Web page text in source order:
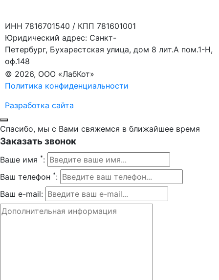
ИНН 7816701540 / КПП 781601001
Юридический адрес: Санкт-
Петербург, Бухарестская улица, дом 8 лит.А пом.1-Н,
оф.148
© 2026, ООО «ЛабКот»
Политика конфиденциальности
Разработка сайта
Спасибо, мы с Вами свяжемся в ближайшее время
Заказать звонок
Ваше имя *:
Ваш телефон *:
Ваш e-mail: